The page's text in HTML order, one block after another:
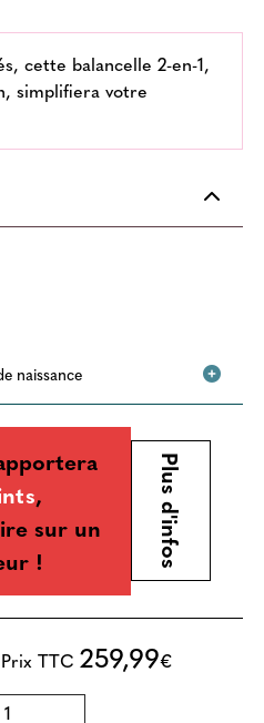
cette balancelle 2-en-1,
simplifiera votre
naissance
,
sur un
!
Plus d'infos
Prix TTC 259,99€